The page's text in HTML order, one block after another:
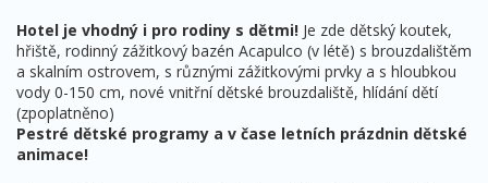
Hotel je vhodný i pro rodiny s dětmi! Je zde dětský koutek,
hřiště, rodinný zážitkový bazén Acapulco (v létě) s brouzdalištěm
a skalním ostrovem, s různými zážitkovými prvky a s hloubkou
vody 0-150 cm, nové vnitřní dětské brouzdaliště, hlídání dětí
(zpoplatněno)
Pestré dětské programy a v čase letních prázdnin dětské
animace!